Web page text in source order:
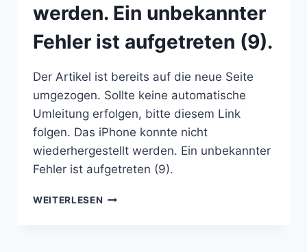
werden. Ein unbekannter
Fehler ist aufgetreten (9).
Der Artikel ist bereits auf die neue Seite
umgezogen. Sollte keine automatische
Umleitung erfolgen, bitte diesem Link
folgen. Das iPhone konnte nicht
wiederhergestellt werden. Ein unbekannter
Fehler ist aufgetreten (9).
WEITERLESEN DAS